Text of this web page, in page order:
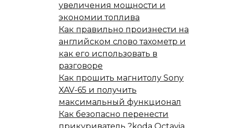
увеличения мощности и
экономии топлива
Как правильно произнести на
английском слово тахометр и
как его использовать в
разговоре
Как прошить магнитолу Sony
XAV-65 и получить
максимальный функционал
Как безопасно перенести